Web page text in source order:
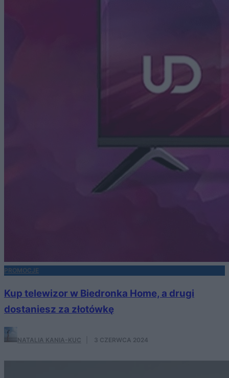
PROMOCJE
Kup telewizor w Biedronka Home, a drugi
dostaniesz za złotówkę
NATALIA KANIA-KUC 3 CZERWCA 2024